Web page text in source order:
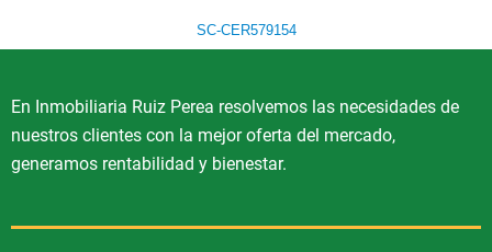
SC-CER579154
En Inmobiliaria Ruiz Perea resolvemos las necesidades de
nuestros clientes con la mejor oferta del mercado,
generamos rentabilidad y bienestar.